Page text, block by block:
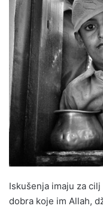
Iskušenja imaju za
dobra koje im Allah,